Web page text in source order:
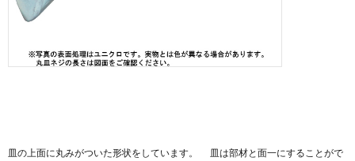
皿の上面に丸みがついた形状をしています。 皿は部材と面一にすることがで